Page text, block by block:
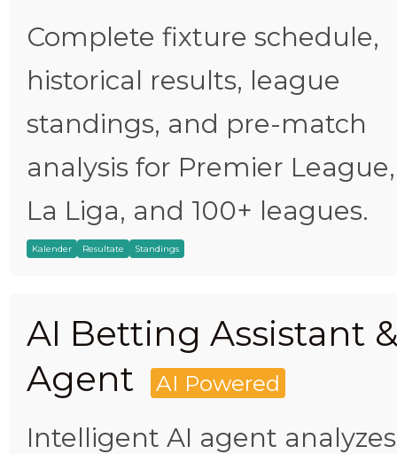
Complete fixture schedule,
historical results, league
standings, and pre-match
analysis for Premier League,
La Liga, and 100+ leagues.
Kalender Resultate Standings
AI Betting Assistant
Agent
AI Powered
Intelligent AI agent analyzes